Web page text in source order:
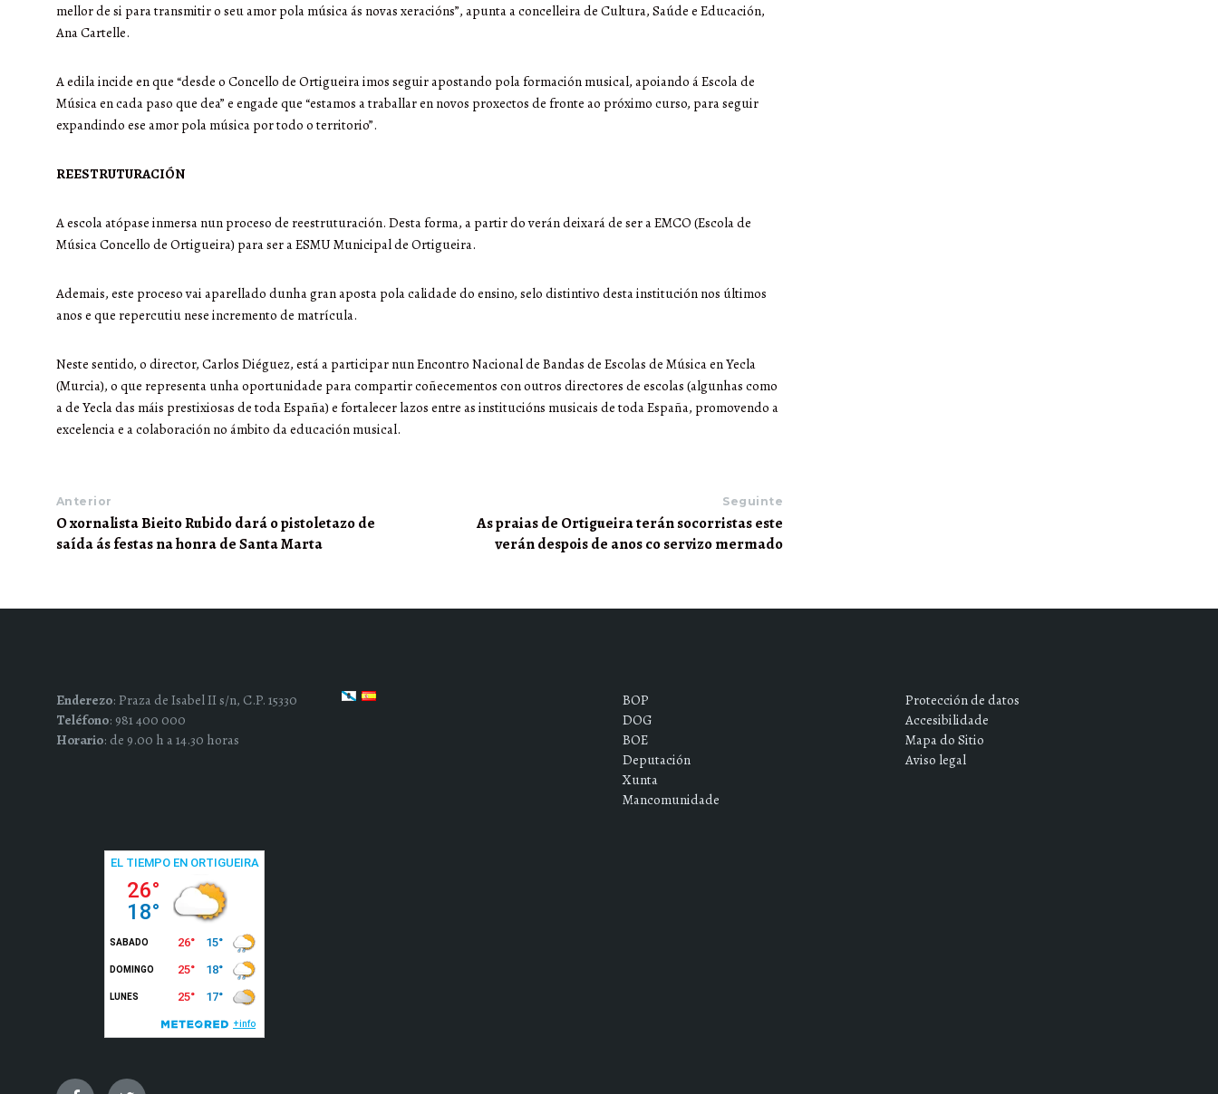
mellor de si para transmitir o seu amor pola música ás novas xeracións”, apunta a concelleira de Cultura, Saúde e Educación,
Ana Cartelle.
A edila incide en que “desde o Concello de Ortigueira imos seguir apostando pola formación musical, apoiando á Escola de
Música en cada paso que dea” e engade que “estamos a traballar en novos proxectos de fronte ao próximo curso, para seguir
expandindo ese amor pola música por todo o territorio”.
REESTRUTURACIÓN
A escola atópase inmersa nun proceso de reestruturación. Desta forma, a partir do verán deixará de ser a EMCO (Escola de
Música Concello de Ortigueira) para ser a ESMU Municipal de Ortigueira.
Ademais, este proceso vai aparellado dunha gran aposta pola calidade do ensino, selo distintivo desta institución nos últimos
anos e que repercutiu nese incremento de matrícula.
Neste sentido, o director, Carlos Diéguez, está a participar nun Encontro Nacional de Bandas de Escolas de Música en Yecla
(Murcia), o que representa unha oportunidade para compartir coñecementos con outros directores de escolas (algunhas como
a de Yecla das máis prestixiosas de toda España) e fortalecer lazos entre as institucións musicais de toda España, promovendo a
excelencia e a colaboración no ámbito da educación musical.
Anterior
O xornalista Bieito Rubido dará o pistoletazo de
saída ás festas na honra de Santa Marta
Seguinte
As praias de Ortigueira terán socorristas este
verán despois de anos co servizo mermado
Enderezo: Praza de Isabel II s/n, C.P. 15330
Teléfono: 981 400 000
Horario: de 9.00 h a 14.30 horas
BOP
DOG
BOE
Deputación
Xunta
Mancomunidade
Protección de datos
Accesibilidade
Mapa do Sitio
Aviso legal